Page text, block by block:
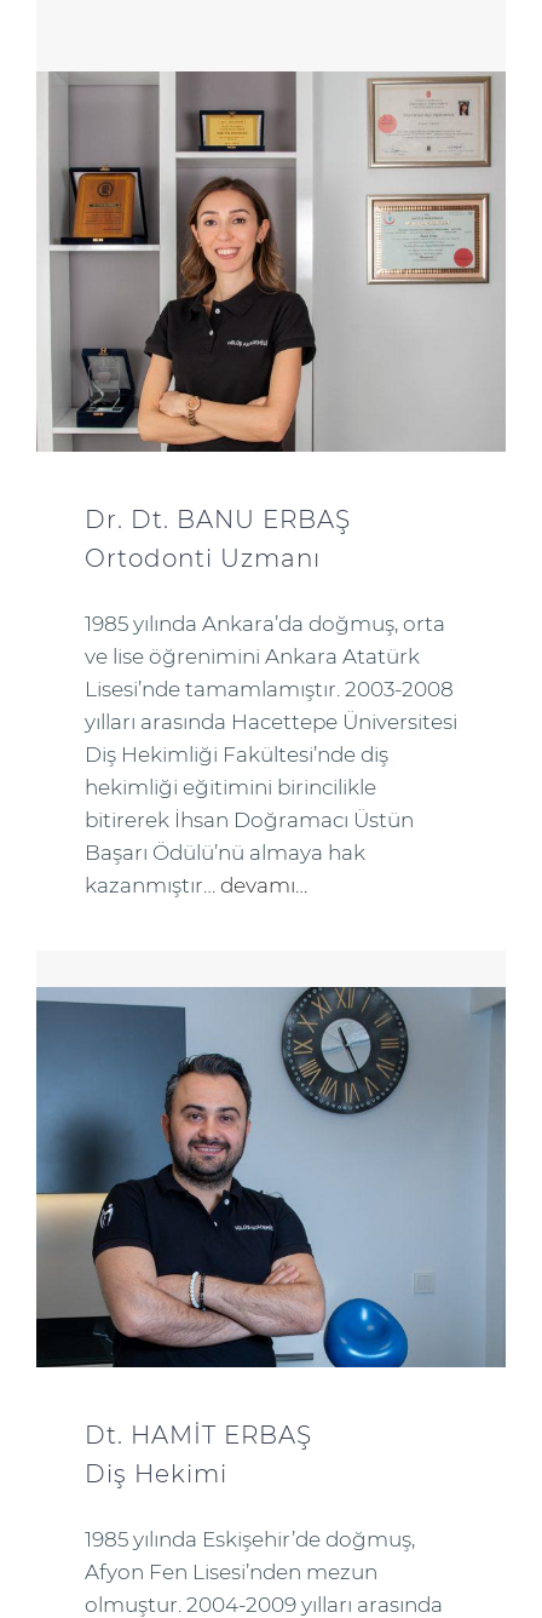
Dr. Dt. BANU ERBAŞ
Ortodonti Uzmanı
1985 yılında Ankara’da doğmuş, orta
ve lise öğrenimini Ankara Atatürk
Lisesi’nde tamamlamıştır. 2003-2008
yılları arasında Hacettepe Üniversitesi
Diş Hekimliği Fakültesi’nde diş
hekimliği eğitimini birincilikle
bitirerek İhsan Doğramacı Üstün
Başarı Ödülü’nü almaya hak
kazanmıştır… devamı…
Dt. HAMİT ERBAŞ
Diş Hekimi
1985 yılında Eskişehir’de doğmuş,
Afyon Fen Lisesi’nden mezun
olmuştur. 2004-2009 yılları arasında